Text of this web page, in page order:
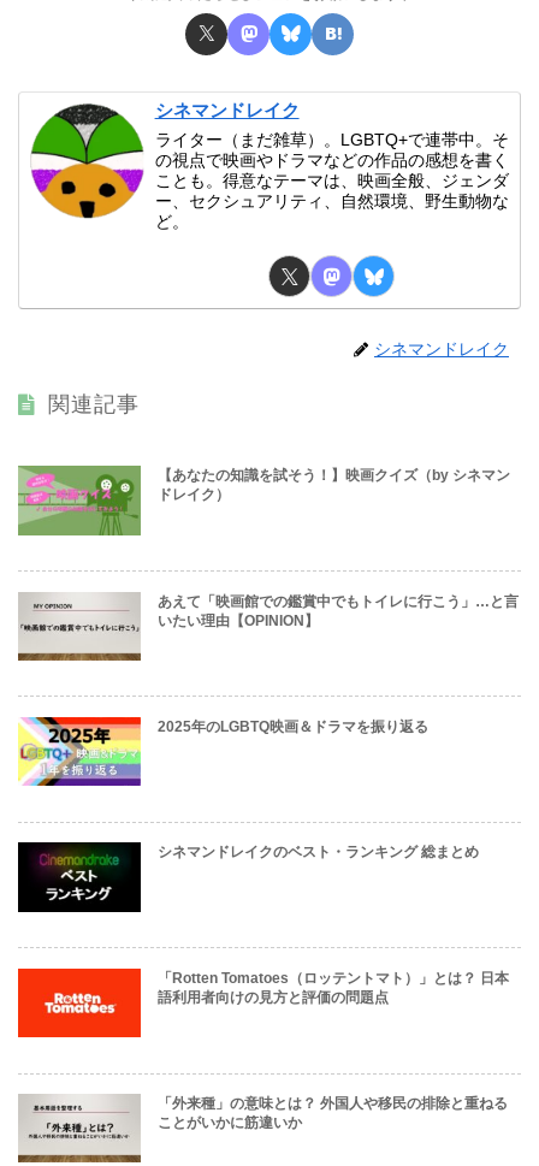
シネマンドレイク
ライター（まだ雑草）。LGBTQ+で連帯中。そ
の視点で映画やドラマなどの作品の感想を書く
ことも。得意なテーマは、映画全般、ジェンダ
ー、セクシュアリティ、自然環境、野生動物な
ど。
シネマンドレイク
関連記事
【あなたの知識を試そう！】映画クイズ（by シネマン
ドレイク）
あえて「映画館での鑑賞中でもトイレに行こう」…と言
いたい理由【OPINION】
2025年のLGBTQ映画＆ドラマを振り返る
シネマンドレイクのベスト・ランキング 総まとめ
「Rotten Tomatoes（ロッテントマト）」とは？ 日本
語利用者向けの見方と評価の問題点
「外来種」の意味とは？ 外国人や移民の排除と重ねる
ことがいかに筋違いか